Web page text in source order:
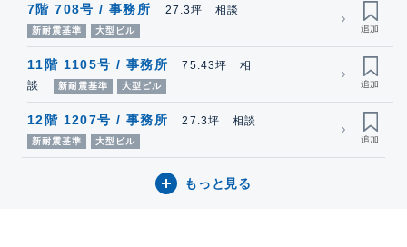
7階 708号 / 事務所 27.3坪 相談
新耐震基準 大型ビル
11階 1105号 / 事務所75.43坪 相
談
新耐震基準 大型ビル
12階 1207号 / 事務所27.3坪 相談
新耐震基準 大型ビル
もっと見る